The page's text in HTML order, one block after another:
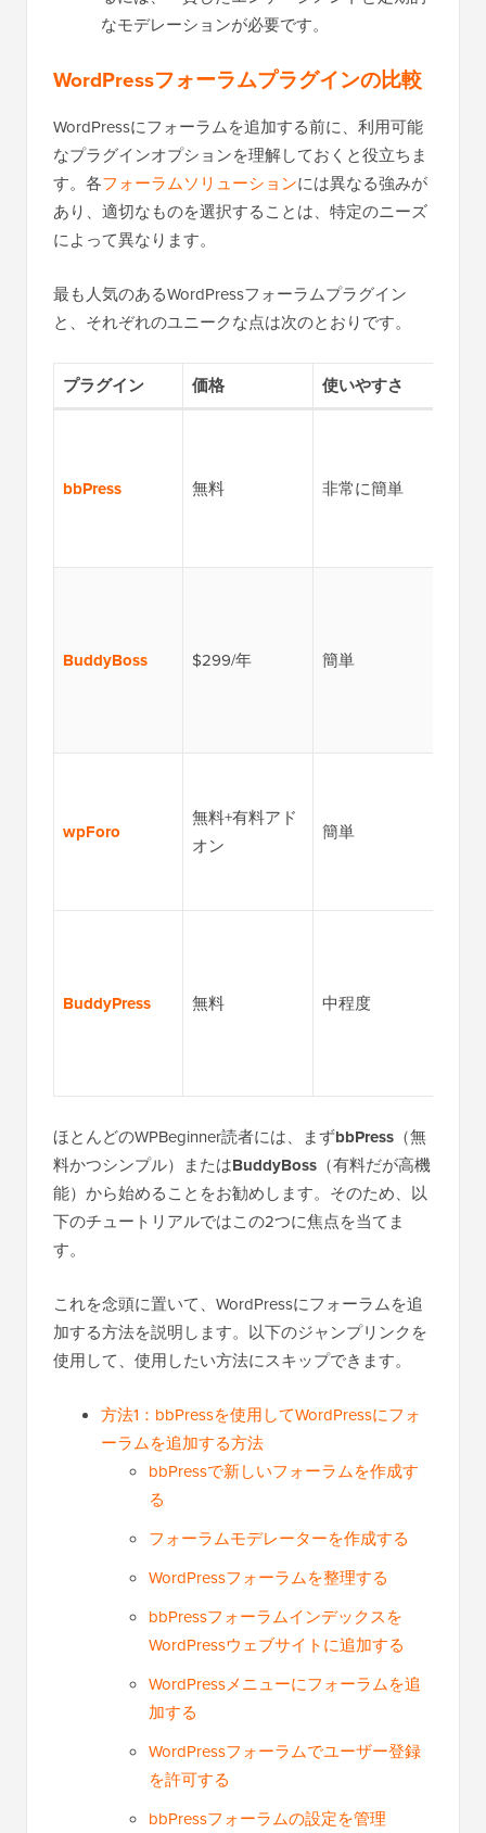
なモデレーションが必要です。
WordPressフォーラムプラグインの比較
WordPressにフォーラムを追加する前に、利用可能
なプラグインオプションを理解しておくと役立ちま
す。各フォーラムソリューションには異なる強みが
あり、適切なものを選択することは、特定のニーズ
によって異なります。
最も人気のあるWordPressフォーラムプラグイン
と、それぞれのユニークな点は次のとおりです。
プラグイン 価格 使いやすさ
bbPress 無料 非常に簡単
BuddyBoss $299/年 簡単
wpForo
無料+有料アド
オン
簡単
BuddyPress 無料 中程度
ほとんどのWPBeginner読者には、まずbbPress （無
料かつシンプル）またはBuddyBoss （有料だが高機
能）から始めることをお勧めします。そのため、以
下のチュートリアルではこの2つに焦点を当てま
す。
これを念頭に置いて、WordPressにフォーラムを追
加する方法を説明します。以下のジャンプリンクを
使用して、使用したい方法にスキップできます。
方法1：bbPressを使用してWordPressにフォ
ーラムを追加する方法
bbPressで新しいフォーラムを作成す
る
フォーラムモデレーターを作成する
WordPressフォーラムを整理する
bbPressフォーラムインデックスを
WordPressウェブサイトに追加する
WordPressメニューにフォーラムを追
加する
WordPressフォーラムでユーザー登録
を許可する
bbPressフォーラムの設定を管理